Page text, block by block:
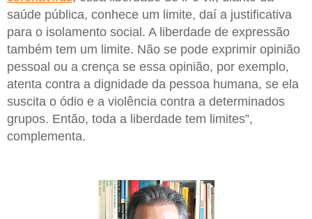
saúde pública, conhece um limite, daí a justificativa
para o isolamento social. A liberdade de expressão
também tem um limite. Não se pode exprimir opinião
pessoal ou a crença se essa opinião, por exemplo,
atenta contra a dignidade da pessoa humana, se ela
suscita o ódio e a violência contra a determinados
grupos. Então, toda a liberdade tem limites”,
complementa.